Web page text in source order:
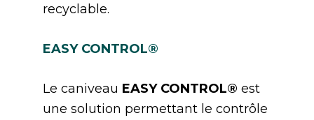
recyclable.
EASY CONTROL®
Le caniveau EASY CONTROL® est
une solution permettant le contrôle